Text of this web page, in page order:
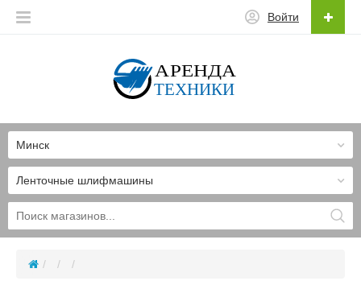
Войти
Ленточные шлифмашины
Минск